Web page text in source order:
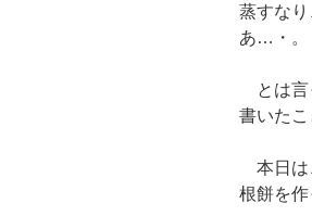
蒸すな
あ…・。
とは言
書いたこ
本日は
根餅を作